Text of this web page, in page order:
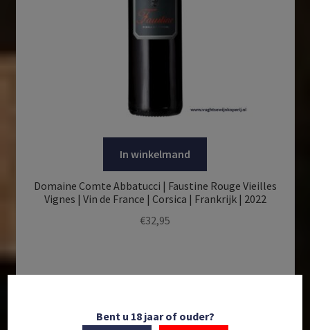
In winkelmand
Domaine Comte Abbatucci | Faustine Rouge Vieilles
Vignes | Vin de France | Corsica | Frankrijk | 2022
€32,95
Bent u 18 jaar of ouder?